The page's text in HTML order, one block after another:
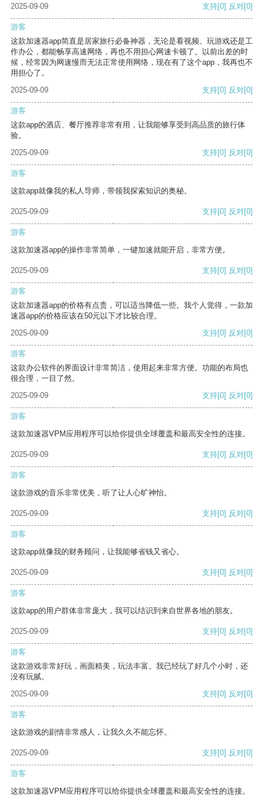
2025-09-09
支持[0] 反对[0]
游客
这款加速器app简直是居家旅行必备神器，无论是看视频、玩游戏还是工
作办公，都能畅享高速网络，再也不用担心网速卡顿了。以前出差的时
候，经常因为网速慢而无法正常使用网络，现在有了这个app，我再也不
用担心了。
2025-09-09
支持[0] 反对[0]
游客
这款app的酒店、餐厅推荐非常有用，让我能够享受到高品质的旅行体
验。
2025-09-09
支持[0] 反对[0]
游客
这款app就像我的私人导师，带领我探索知识的奥秘。
2025-09-09 支持[0] 反对[0]
游客
这款加速器app的操作非常简单，一键加速就能开启，非常方便。
2025-09-09 支持[0] 反对[0]
游客
这款加速器app的价格有点贵，可以适当降低一些。我个人觉得，一款加
速器app的价格应该在50元以下才比较合理。
2025-09-09
支持[0] 反对[0]
游客
这款办公软件的界面设计非常简洁，使用起来非常方便。功能的布局也
很合理，一目了然。
2025-09-09
支持[0] 反对[0]
游客
这款加速器VPM应用程序可以给你提供全球覆盖和最高安全性的连接。
2025-09-09 支持[0] 反对[0]
游客
这款游戏的音乐非常优美，听了让人心旷神怡。
2025-09-09 支持[0] 反对[0]
游客
这款app就像我的财务顾问，让我能够省钱又省心。
2025-09-09 支持[0] 反对[0]
游客
这款app的用户群体非常庞大，我可以结识到来自世界各地的朋友。
2025-09-09 支持[0] 反对[0]
游客
这款游戏非常好玩，画面精美，玩法丰富。我已经玩了好几个小时，还
没有玩腻。
2025-09-09
支持[0] 反对[0]
游客
这款游戏的剧情非常感人，让我久久不能忘怀。
2025-09-09 支持[0] 反对[0]
游客
这款加速器VPM应用程序可以给你提供全球覆盖和最高安全性的连接。